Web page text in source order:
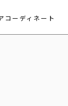
コーディネート